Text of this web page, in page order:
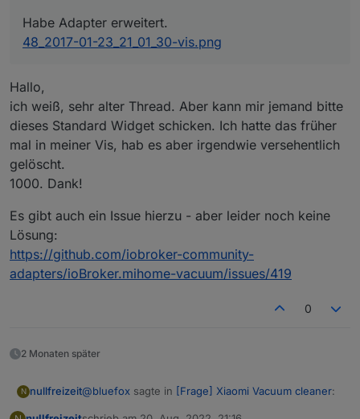
Habe Adapter erweitert.
48_2017-01-23_21_01_30-vis.png
Hallo,
ich weiß, sehr alter Thread. Aber kann mir jemand bitte
dieses Standard Widget schicken. Ich hatte das früher
mal in meiner Vis, hab es aber irgendwie versehentlich
gelöscht.
1000. Dank!
Es gibt auch ein Issue hierzu - aber leider noch keine
Lösung:
https://github.com/iobroker-community-
adapters/ioBroker.mihome-vacuum/issues/419
0
2 Monaten später
N nullfreizeit@bluefox sagte in [Frage] Xiaomi Vacuum cleaner: